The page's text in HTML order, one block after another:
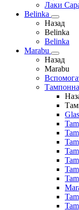
Лаки
Belinka
Назад
Belinka
Belinka
Marabu
Назад
Marabu